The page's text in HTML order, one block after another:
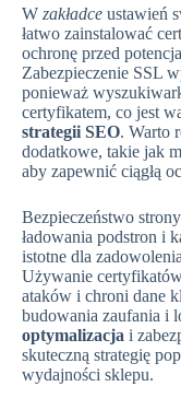
W zakładce ustawień
łatwo zainstalować
ochronę przed
Zabezpieczenie SSL
ponieważ
certyfikatem, co jest
strategii SEO. Warto
dodatkowe, takie jak
aby zapewnić ciągłą
Bezpieczeństwo
ładowania podstron i
istotne dla
Używanie
ataków i chroni dane
budowania zaufania i
optymalizacja i
skuteczną strategię
wydajności sklepu.